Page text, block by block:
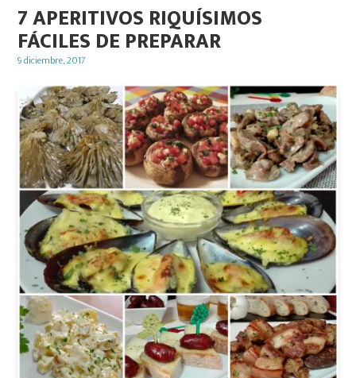
7 APERITIVOS RIQUÍSIMOS
FÁCILES DE PREPARAR
Posted
9 diciembre, 2017